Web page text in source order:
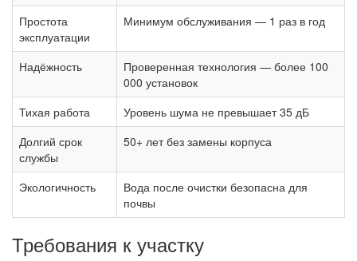
Простота
эксплуатации
Минимум обслуживания — 1 раз в год
Надёжность
Проверенная технология — более 100
000 установок
Тихая работа
Уровень шума не превышает 35 дБ
Долгий срок
службы
50+ лет без замены корпуса
Экологичность
Вода после очистки безопасна для
почвы
Требования к участку